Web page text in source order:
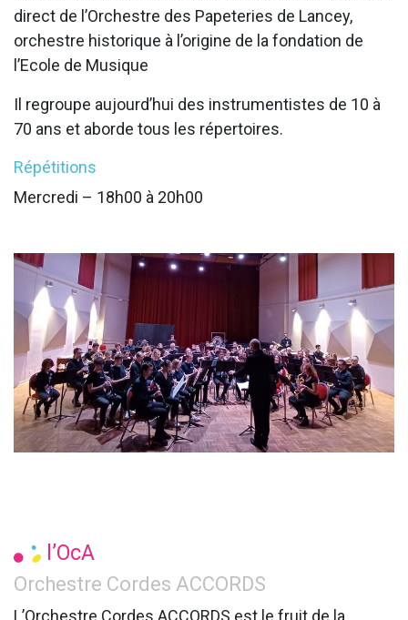
direct de l’Orchestre des Papeteries de Lancey,
orchestre historique à l’origine de la fondation de
l’Ecole de Musique
Il regroupe aujourd’hui des instrumentistes de 10 à
70 ans et aborde tous les répertoires.​
Répétitions
Mercredi – 18h00 à 20h00
l’OcA
Orchestre Cordes ACCORDS
L’Orchestre Cordes ACCORDS est le fruit de la